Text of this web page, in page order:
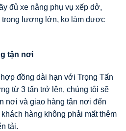
đủ xe nâng phụ vụ xếp dở,
trong lượng lớn, ko làm được
tận nơi
đồng dài hạn với Trọng Tấn
từ 3 tấn trở lên, chúng tôi sẽ
nơi và giao hàng tận nơi đến
hàng không phải mất thêm
tải.